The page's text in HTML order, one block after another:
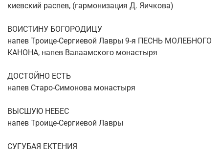
киевский распев, (гармонизация Д. Яичкова)
ВОИСТИНУ БОГОРОДИЦУ
напев Троице-Сергиевой Лавры 9-я ПЕСНЬ МОЛЕБНОГО
КАНОНА, напев Валаамского монастыря
ДОСТОЙНО ЕСТЬ
напев Старо-Симонова монастыря
ВЫСШУЮ НЕБЕС
напев Троице-Сергиевой Лавры
СУГУБАЯ ЕКТЕНИЯ